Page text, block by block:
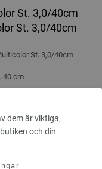
dem är viktiga,
och din
St. 3,0/40cm
St. 3,0/40cm
St. 3,0/40cm
40 cm